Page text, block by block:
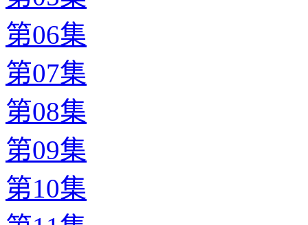
第06集
第07集
第08集
第09集
第10集